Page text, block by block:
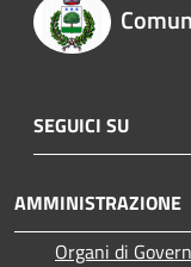
SEGUICI SU
AMMINISTRAZIONE
Organi di